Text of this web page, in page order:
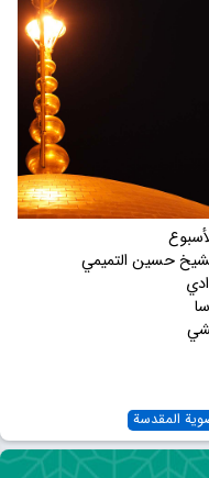
حسین التمیمي
المقدسة